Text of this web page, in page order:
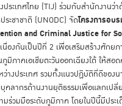
ระเทศไทย (TIJ) ร่วมกับสำนักงานว่
ะชาชาติ (UNODC) จัดโครงการอบ
and Criminal Justice for
นื่องกันเป็นปีที่ 2 เพื่อเสริมสร้างศักย
มิภาคเอเชียตะวันออกเฉียงใต้ ให้สอ
ว่างประเทศ รวมทั้งแนวปฏิบัติที่ดีของน
คลากรด้านงานยุติธรรมเพื่อแลกเปลี่
มร่วมมือระดับภูมิภาค โดยในปีนี้มีประ